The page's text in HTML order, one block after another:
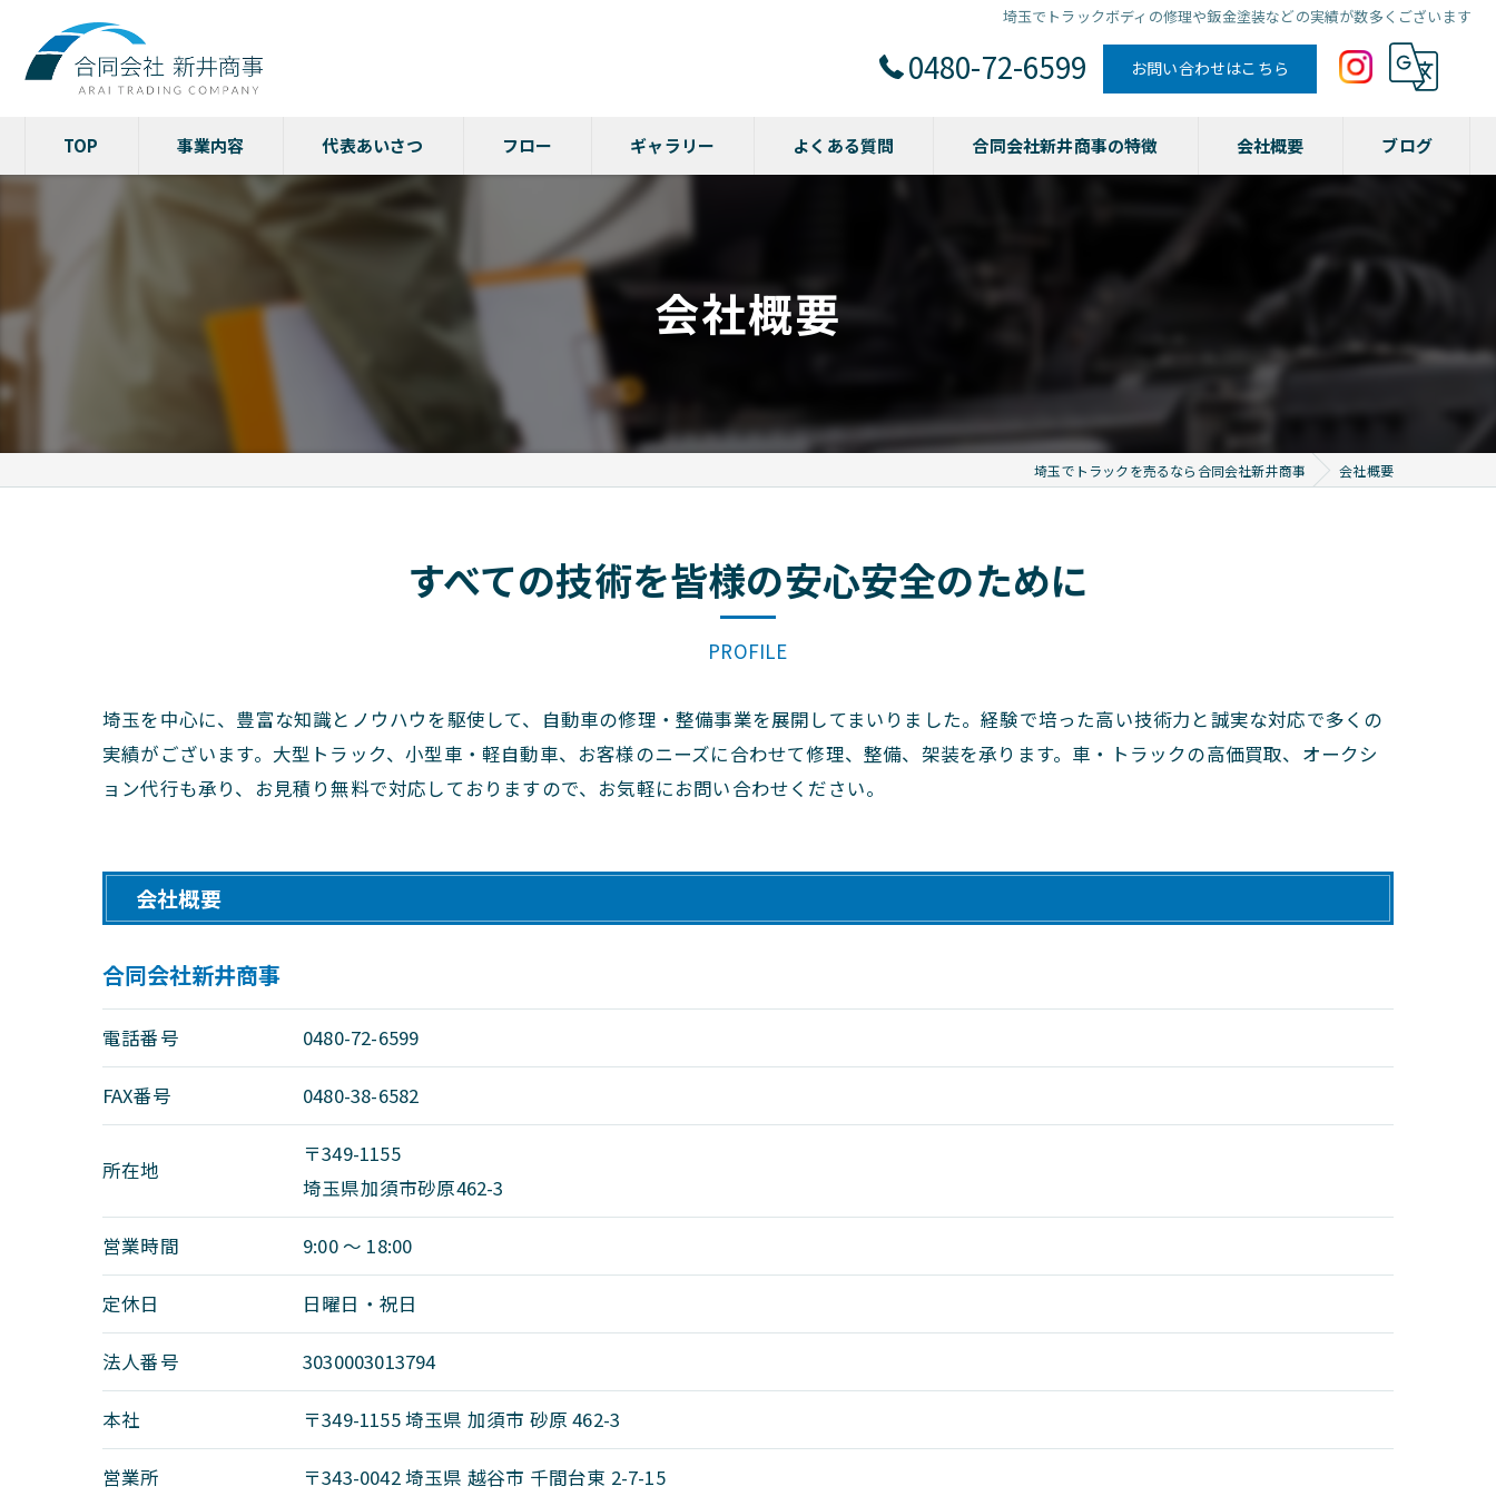
埼玉でトラックボディの修理や鈑金塗装などの実績が数多くございます
0480-72-6599 お問い合わせはこちら
TOP 事業内容 代表あいさつ フロー ギャラリー よくある質問 合同会社新井商事の特徴 会社概要 ブログ
会社概要
埼玉でトラックを売るなら合同会社新井商事 会社概要
すべての技術を皆様の安心安全のために
PROFILE
埼玉を中心に、豊富な知識とノウハウを駆使して、自動車の修理・整備事業を展開してまいりました。経験で培った高い技術力と誠実な対応で多くの
実績がございます。大型トラック、小型車・軽自動車、お客様のニーズに合わせて修理、整備、架装を承ります。車・トラックの高価買取、オークシ
ョン代行も承り、お見積り無料で対応しておりますので、お気軽にお問い合わせください。
会社概要
合同会社新井商事
電話番号 0480-72-6599
FAX番号 0480-38-6582
所在地
〒349-1155
埼玉県加須市砂原462-3
営業時間 9:00 〜 18:00
定休日 日曜日・祝日
法人番号 3030003013794
本社 〒349-1155 埼玉県 加須市 砂原 462-3
営業所 〒343-0042 埼玉県 越谷市 千間台東 2-7-15